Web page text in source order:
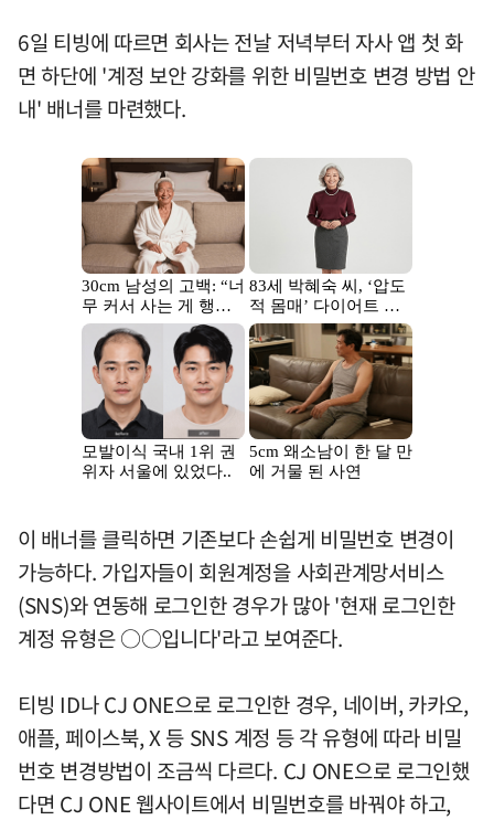
6일 티빙에 따르면 회사는 전날 저녁부터 자사 앱 첫 화
면 하단에 '계정 보안 강화를 위한 비밀번호 변경 방법 안
내' 배너를 마련했다.
이 배너를 클릭하면 기존보다 손쉽게 비밀번호 변경이
가능하다. 가입자들이 회원계정을 사회관계망서비스
(SNS)와 연동해 로그인한 경우가 많아 '현재 로그인한
계정 유형은 ○○입니다'라고 보여준다.
티빙 ID나 CJ ONE으로 로그인한 경우, 네이버, 카카오,
애플, 페이스북, X 등 SNS 계정 등 각 유형에 따라 비밀
번호 변경방법이 조금씩 다르다. CJ ONE으로 로그인했
다면 CJ ONE 웹사이트에서 비밀번호를 바꿔야 하고,